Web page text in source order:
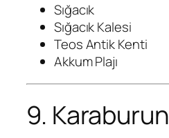
Sığacık
Sığacık Kalesi
Teos Antik Kenti
Akkum Plajı
9. Karaburun